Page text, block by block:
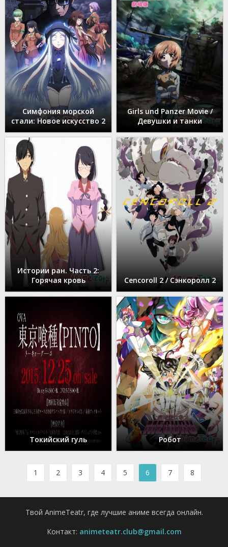
Симфония морской
стали: Новое искусство 2
Girls und Panzer Movie /
Девушки и танки
Истории ран. Часть 2:
Горячая кровь
Cencoroll 2 / Сэнкоролл 2
Токийский гуль Робот
1 2 3 4 5 6 7 8
Твой AnimeTeatr, где лучшие аниме всегда онлайн.
Контакт: animeteatr.club@gmail.com